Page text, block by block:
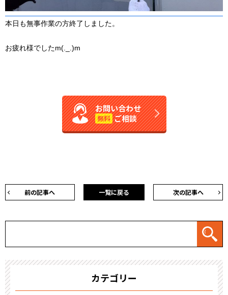
本日も無事作業の方終了しました。
お疲れ様でしたm(._.)m
お問い合わせ
無料 ご相談
前の記事へ 次の記事へ
一覧に戻る
カテゴリー